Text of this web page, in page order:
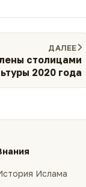
ДАЛЕЕ
столицами
2020 года
Ислама